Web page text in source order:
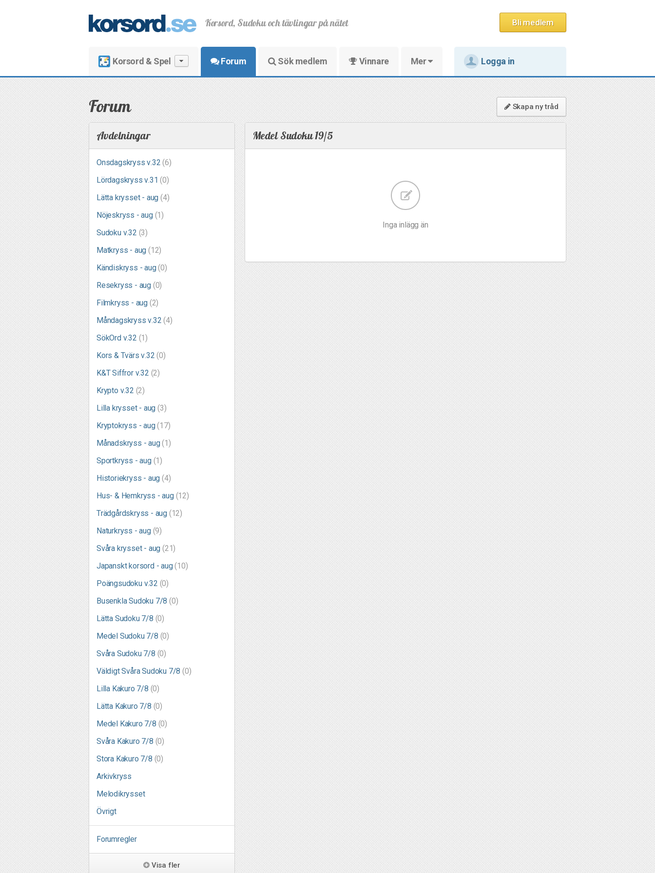
Bli medlem
Korsord, Sudoku och tävlingar på nätet
Korsord & Spel Forum Sök medlem Vinnare Mer Logga in
Skapa ny tråd
Forum
Avdelningar
Onsdagskryss v.32(6)
Lördagskryss v.31(0)
Lätta krysset - aug(4)
Nöjeskryss - aug (1)
Sudoku v.32 (3)
Matkryss - aug(12)
Kändiskryss - aug(0)
Resekryss - aug (0)
Filmkryss - aug (2)
Måndagskryss v.32(4)
SökOrd v.32 (1)
Kors & Tvärs v.32(0)
K&T Siffror v.32 (2)
Krypto v.32 (2)
Lilla krysset - aug(3)
Kryptokryss - aug(17)
Månadskryss - aug(1)
Sportkryss - aug (1)
Historiekryss - aug(4)
Hus- & Hemkryss - aug (12)
Trädgårdskryss - aug (12)
Naturkryss - aug (9)
Svåra krysset - aug(21)
Japanskt korsord - aug(10)
Poängsudoku v.32 (0)
Busenkla Sudoku 7/8(0)
Lätta Sudoku 7/8 (0)
Medel Sudoku 7/8 (0)
Svåra Sudoku 7/8 (0)
Väldigt Svåra Sudoku 7/8(0)
Lilla Kakuro 7/8 (0)
Lätta Kakuro 7/8 (0)
Medel Kakuro 7/8 (0)
Svåra Kakuro 7/8 (0)
Stora Kakuro 7/8 (0)
Arkivkryss
Melodikrysset
Övrigt
Forumregler
Visa fler
Medel Sudoku 19/5
Inga inlägg än